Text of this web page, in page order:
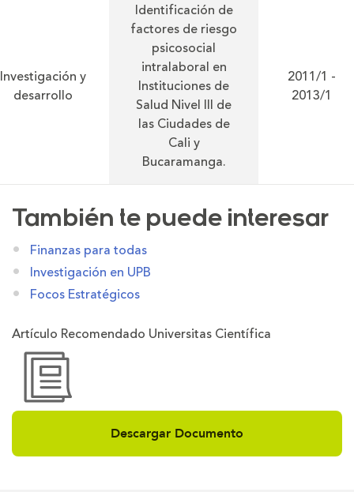
Investigación y
desarrollo
Identificación de
factores de riesgo
psicosocial
intralaboral en
Instituciones de
Salud Nivel III de
las Ciudades de
Cali y
Bucaramanga.
2011/1 -
2013/1
También te puede interesar
Finanzas para todas
Investigación en UPB
Focos Estratégicos
Artículo Recomendado Universitas Científica
Descargar Documento